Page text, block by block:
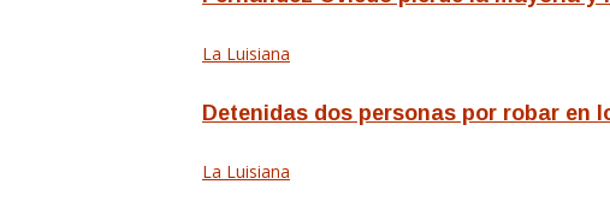
La Luisiana
Detenidas dos personas por robar en
La Luisiana